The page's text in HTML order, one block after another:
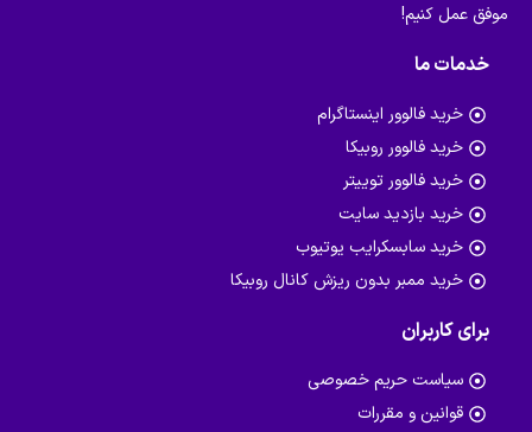
موفق عمل کنیم!
خدمات ما
خرید فالوور اینستاگرام
خرید فالوور روبیکا
خرید فالوور توییتر
خرید بازدید سایت
خرید سابسکرایب یوتیوب
خرید ممبر بدون ریزش کانال روبیکا
برای کاربران
سیاست حریم خصوصی
قوانین و مقررات